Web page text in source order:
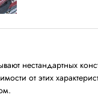
нестандартных
от этих